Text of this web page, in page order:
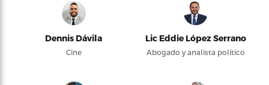
Dennis Dávila
Cine
Lic Eddie López Serrano
Abogado y analista político